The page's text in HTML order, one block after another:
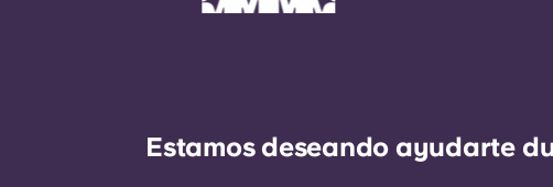
Estamos deseando ayudarte